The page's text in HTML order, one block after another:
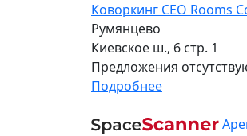
Коворкинг CEO Rooms
Румянцево
Киевское ш., 6 стр. 1
Предложения
Подробнее